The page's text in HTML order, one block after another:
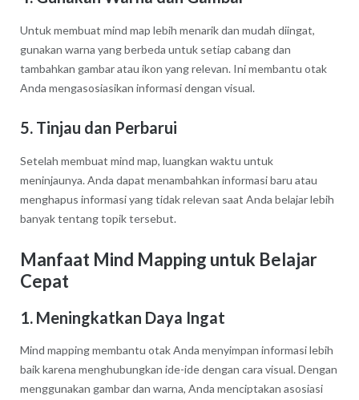
Untuk membuat mind map lebih menarik dan mudah diingat,
gunakan warna yang berbeda untuk setiap cabang dan
tambahkan gambar atau ikon yang relevan. Ini membantu otak
Anda mengasosiasikan informasi dengan visual.
5. Tinjau dan Perbarui
Setelah membuat mind map, luangkan waktu untuk
meninjaunya. Anda dapat menambahkan informasi baru atau
menghapus informasi yang tidak relevan saat Anda belajar lebih
banyak tentang topik tersebut.
Manfaat Mind Mapping untuk Belajar
Cepat
1. Meningkatkan Daya Ingat
Mind mapping membantu otak Anda menyimpan informasi lebih
baik karena menghubungkan ide-ide dengan cara visual. Dengan
menggunakan gambar dan warna, Anda menciptakan asosiasi